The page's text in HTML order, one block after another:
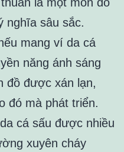
nghĩa sâu sắc.
mang ví da cá
năng ánh sáng
đồ được xán lạn,
đó mà phát triển.
cá sấu được nhiều
xuyên cháy